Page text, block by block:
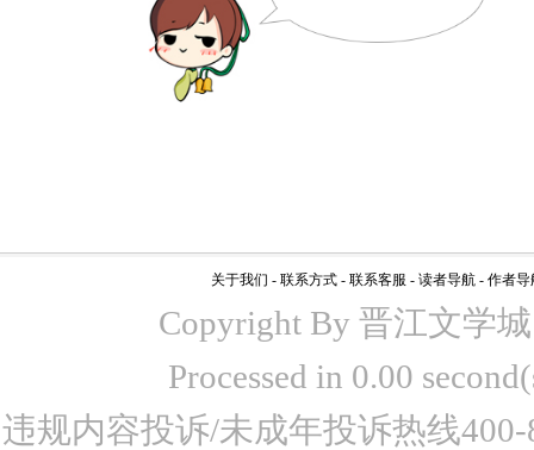
关于我们 - 联系方式 - 联系客服 - 读者导航 - 作者导
Copyright By 晋江文学
Processed in 0.00
违规内容投诉/未成年投诉热线